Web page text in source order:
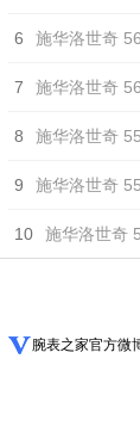
6 施华洛世奇
7 施华洛世奇
8 施华洛世奇
9 施华洛世奇
10 施华洛世奇
腕表之家官方微